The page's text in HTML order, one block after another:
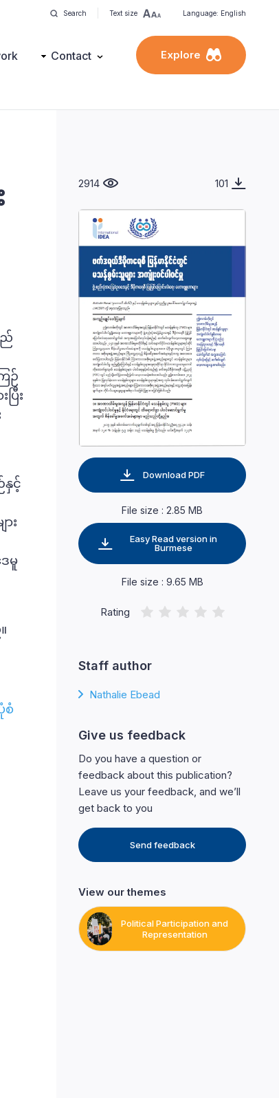
Search Text size Language: English
Contact Explore
ည်
ဉ်
ြီး
နှင့်
း
မူ
စံ
2914 101
Download PDF
File size : 2.85 MB
Easy Read version in
Burmese
File size : 9.65 MB
Rating
Staff author
Nathalie Ebead
Give us feedback
Do you have a question or
feedback about this publication?
Leave us your feedback, and we’ll
get back to you
Send feedback
View our themes
Political Participation and
Representation